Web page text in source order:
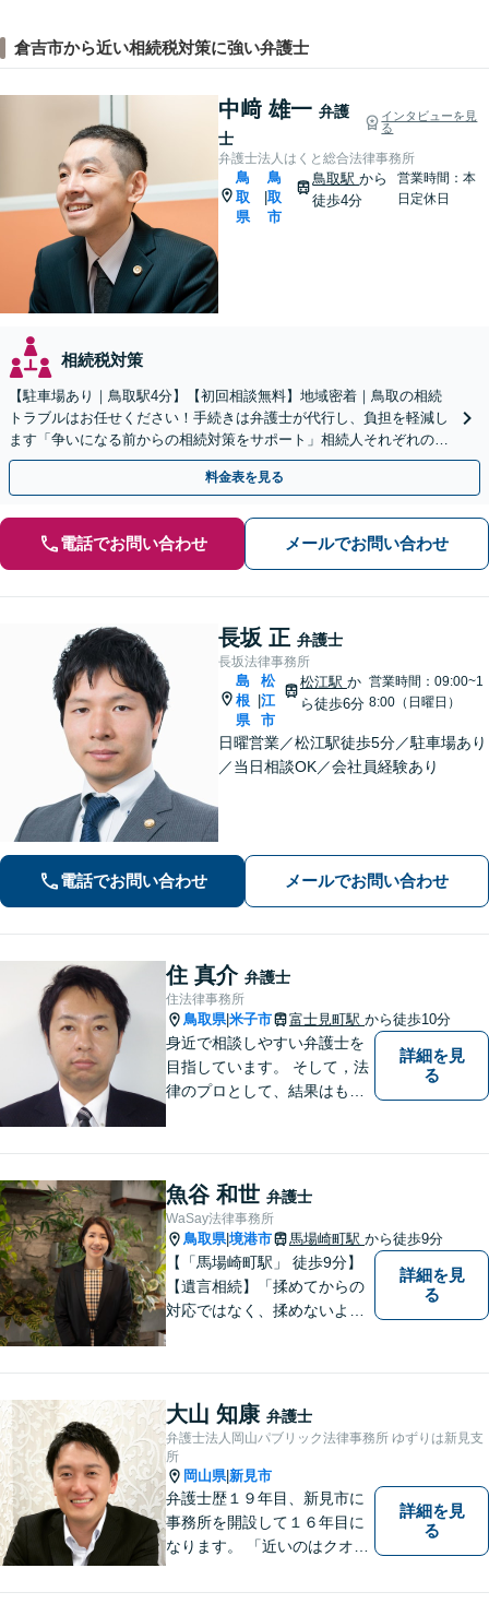
倉吉市から近い相続税対策に強い弁護士
中﨑 雄一 弁護
士
インタビューを見
る
弁護士法人はくと総合法律事務所
鳥
取
県
鳥
取
市
鳥取駅から
徒歩4分
営業時間：本
日定休日
相続税対策
【駐車場あり｜鳥取駅4分】【初回相談無料】地域密着｜鳥取の相続
トラブルはお任せください！手続きは弁護士が代行し、負担を軽減し
ます「争いになる前からの相続対策をサポート」相続人それぞれの立
場を尊重し、冷静に対立の解消を目指します。
料金表を見る
電話でお問い合わせ メールでお問い合わせ
長坂 正 弁護士
長坂法律事務所
島
根
県
松
江
市
松江駅 か
ら徒歩6分
営業時間：09:00~1
8:00（日曜日）
日曜営業／松江駅徒歩5分／駐車場あり
／当日相談OK／会社員経験あり
電話でお問い合わせ メールでお問い合わせ
住 真介 弁護士
住法律事務所
鳥取県|米子市 富士見町駅 から徒歩10分
身近で相談しやすい弁護士を
目指しています。 そして，法
律のプロとして、結果はもち
依頼者様の心を理解し，寄り
添いながら問題い解決のサポ
ートを心がけています。
詳細を見
る
魚谷 和世 弁護士
WaSay法律事務所
鳥取県|境港市 馬場崎町駅 から徒歩9分
【「馬場崎町駅」 徒歩9分】
【遺言相続】「揉めてからの
対応ではなく、揉めないよう
決を目指します。 どんな些細
なことでもお気軽にご相談く
ださい。【弁護士歴15年以
上】
詳細を見
る
大山 知康 弁護士
弁護士法人岡山パブリック法律事務所 ゆずりは新見支
所
岡山県|新見市
弁護士歴１９年目、新見市に
事務所を開設して１６年目に
なります。 「近いのはクオリ
皆さまに距離的にも精神的に
詳細を見
る